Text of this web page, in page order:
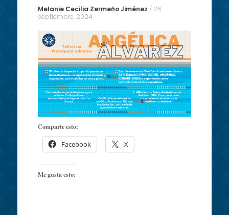
contentMelanie Cecilia Zermeño Jiménez / 26
septiembre, 2024
Comparte esto:
Facebook X
Me gusta esto: